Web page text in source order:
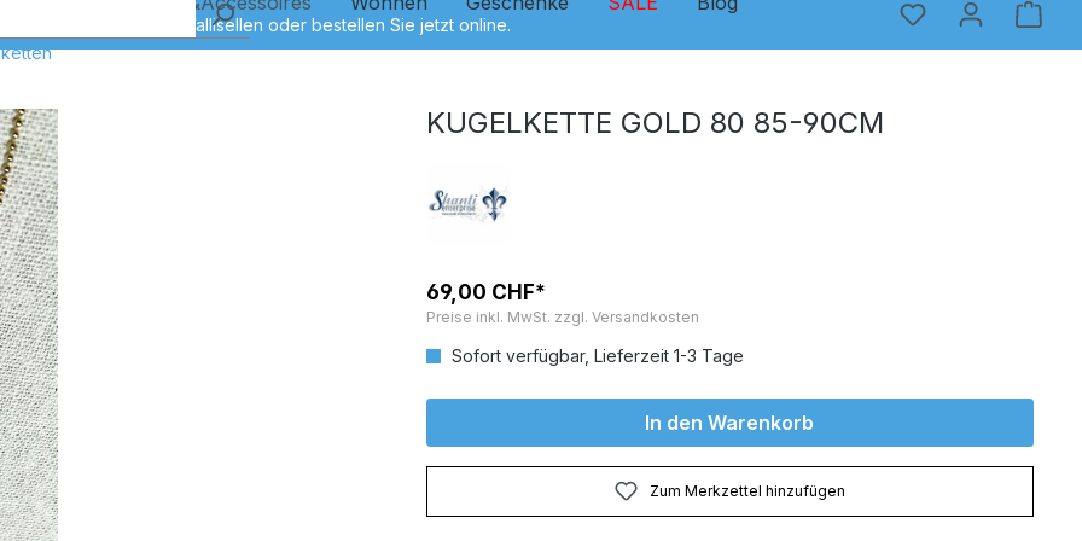
KUGELKETTE GOLD 80 85-90CM
69,00 CHF*
Preise inkl. MwSt. zzgl. Versandkosten
Sofort verfügbar, Lieferzeit 1-3 Tage
In den Warenkorb
Zum Merkzettel hinzufügen